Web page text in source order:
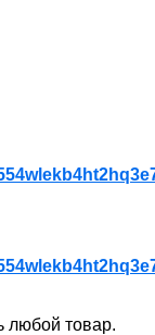
любой товар.